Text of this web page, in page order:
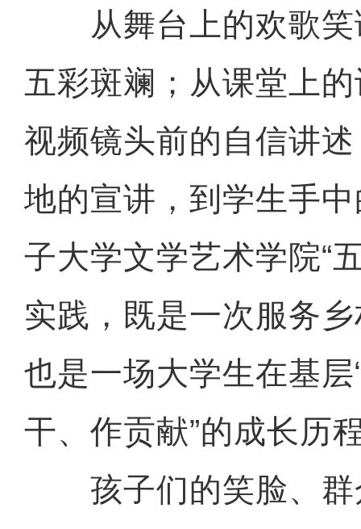
从舞台上的欢歌笑
五彩斑斓；从课堂上
视频镜头前的自信讲
地的宣讲，到学生手
子大学文学艺术学院“
实践，既是一次服务
也是一场大学生在基
干、作贡献”的成长历
孩子们的笑脸、群